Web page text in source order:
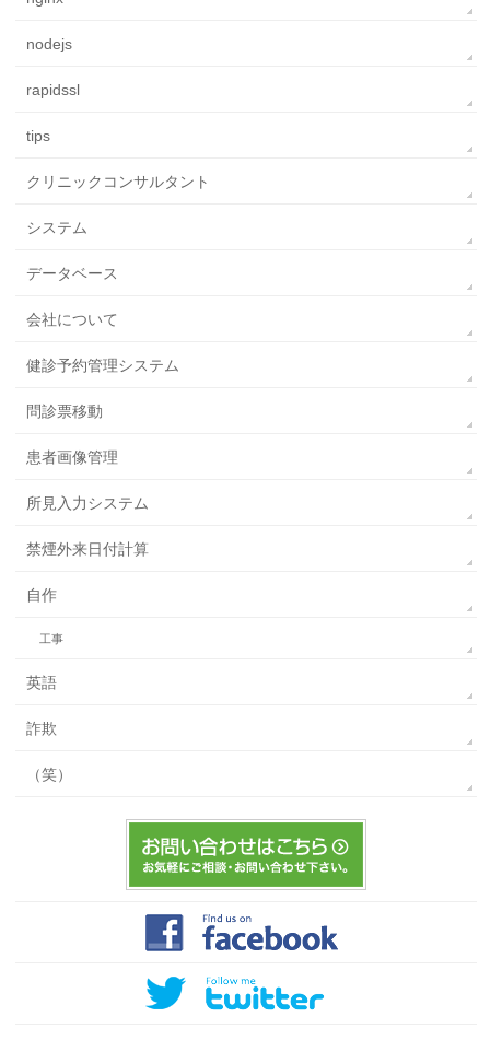
nodejs
rapidssl
tips
クリニックコンサルタント
システム
データベース
会社について
健診予約管理システム
問診票移動
患者画像管理
所見入力システム
禁煙外来日付計算
自作
工事
英語
詐欺
（笑）